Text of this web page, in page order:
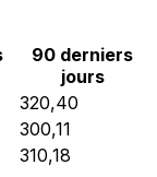
90 derniers
jours
320,40
300,11
310,18